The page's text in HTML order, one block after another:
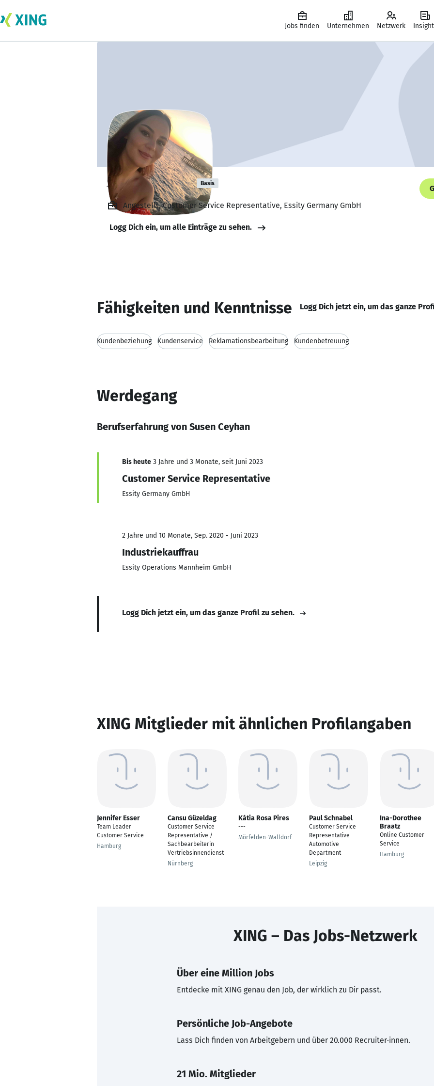
Jobs finden Unternehmen Netzwerk
Susen Ceyhan Basis
Angestellt, Customer Service Representative, Essity Germany GmbH
Logg Dich ein, um alle Einträge zu sehen.
Fähigkeiten und Kenntnisse Logg Dich jetzt ein, um das ganze
Kundenbeziehung Kundenservice Reklamationsbearbeitung Kundenbetreuung
Werdegang
Berufserfahrung von Susen Ceyhan
Bis heute 3 Jahre und 3 Monate, seit Juni 2023
Customer Service Representative
Essity Germany GmbH
2 Jahre und 10 Monate, Sep. 2020 - Juni 2023
Industriekauffrau
Essity Operations Mannheim GmbH
Logg Dich jetzt ein, um das ganze Profil zu sehen.
XING Mitglieder mit ähnlichen Profilangaben
Jennifer Esser
Team Leader
Customer Service
Hamburg
Cansu Güzeldag
Customer Service
Representative /
Sachbearbeiterin
Vertriebsinnendienst
Nürnberg
Kátia Rosa Pires
---
Mörfelden-Walldorf
Paul Schnabel
Customer Service
Representative
Automotive
Department
Leipzig
Ina-Dorothee
Braatz
Online Customer
Service
Hamburg
XING – Das Jobs-Netzwerk
Über eine Million Jobs
Entdecke mit XING genau den Job, der wirklich zu Dir passt.
Persönliche Job-Angebote
Lass Dich finden von Arbeitgebern und über 20.000 Recruiter·innen.
21 Mio. Mitglieder